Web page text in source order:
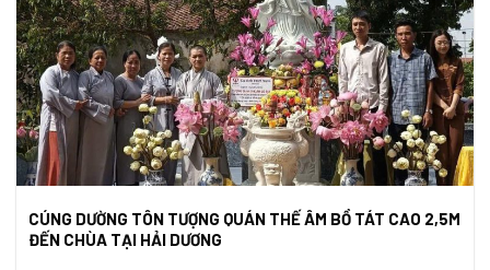
CÚNG DƯỜNG TÔN TƯỢNG QUÁN THẾ ÂM BỒ TÁT CAO 2,5M
ĐẾN CHÙA TẠI HẢI DƯƠNG